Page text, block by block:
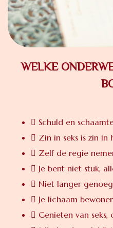
WELKE
Schuld en
Zin in seks is zin in
Zelf de regie
Je bent niet stuk,
Niet langer
Je lichaam
Genieten van